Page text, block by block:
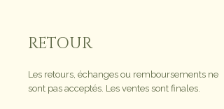
RETOUR
Les retours, échanges ou remboursements ne
sont pas acceptés. Les ventes sont finales.